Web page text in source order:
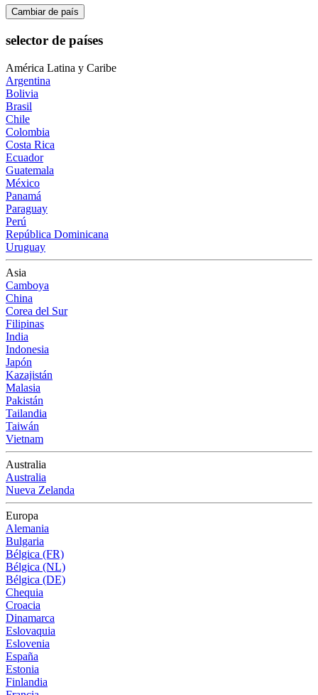
Cambiar de país
selector de países
América Latina y Caribe
Argentina
Bolivia
Brasil
Chile
Colombia
Costa Rica
Ecuador
Guatemala
México
Panamá
Paraguay
Perú
República Dominicana
Uruguay
Asia
Camboya
China
Corea del Sur
Filipinas
India
Indonesia
Japón
Kazajistán
Malasia
Pakistán
Tailandia
Taiwán
Vietnam
Australia
Australia
Nueva Zelanda
Europa
Alemania
Bulgaria
Bélgica (FR)
Bélgica (NL)
Bélgica (DE)
Chequia
Croacia
Dinamarca
Eslovaquia
Eslovenia
España
Estonia
Finlandia